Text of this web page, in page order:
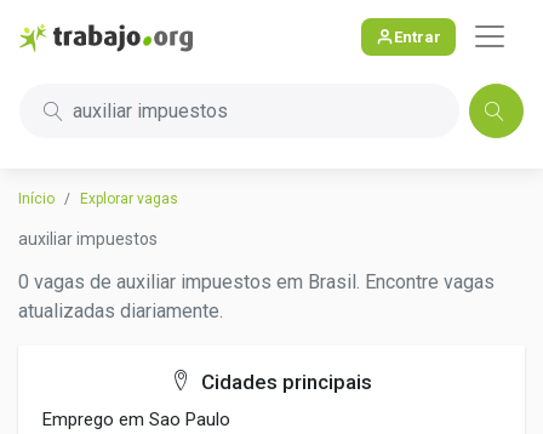
Entrar
auxiliar impuestos
Início Explorar vagas
auxiliar impuestos
0 vagas de auxiliar impuestos em Brasil. Encontre vagas
atualizadas diariamente.
Cidades principais
Emprego em Sao Paulo